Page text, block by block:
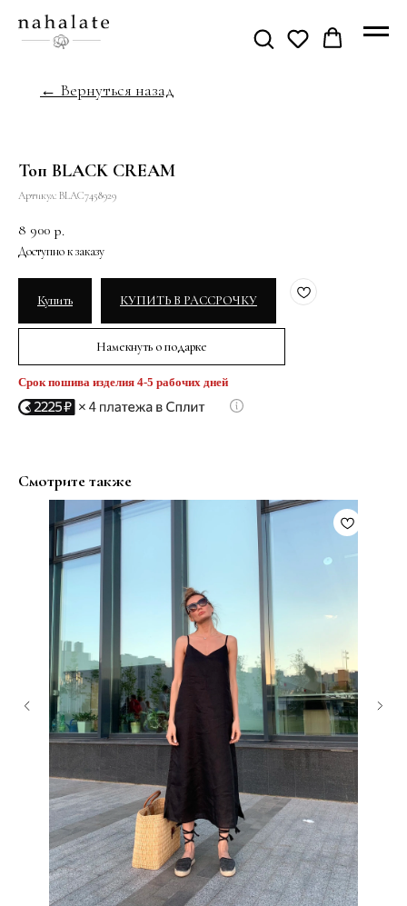
← Вернуться назад
Топ BLACK CREAM
Артикул: BLAC7458929
8 900 р.
Купить КУПИТЬ В РАССРОЧКУ
Намекнуть о подарке
Срок пошива изделия 4-5 рабочих дней
Смотрите также